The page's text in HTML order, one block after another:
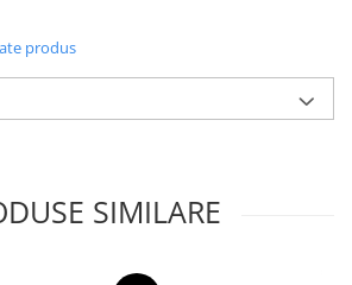
produs
SIMILARE